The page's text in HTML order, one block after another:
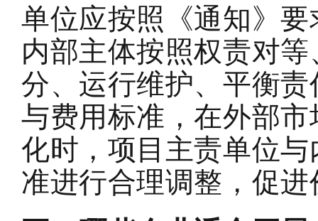
单位应按照《通知》
内部主体按照权责对
分、运行维护、平衡
与费用标准，在外部
化时，项目主责单位
准进行合理调整，促